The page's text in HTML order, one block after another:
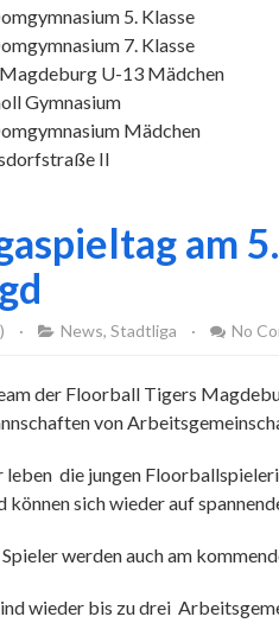
5. Klasse
7. Klasse
U-13 Mädchen
Gymnasium
Mädchen
II
am
· News, Stadtliga · No
der Floorball Tigers
von
leben die jungen
sich wieder auf
werden auch am
wieder bis zu drei